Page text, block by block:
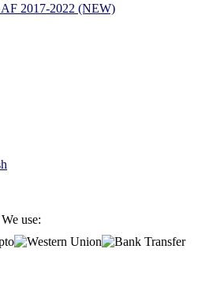
2017-2022 (NEW)
We use: